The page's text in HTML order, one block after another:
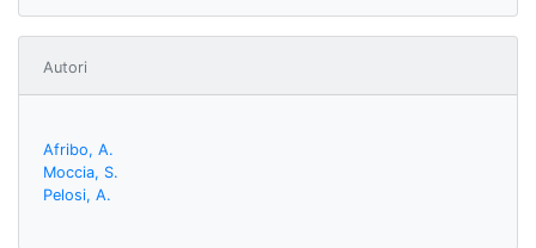
Autori
Afribo, A.
Moccia, S.
Pelosi, A.